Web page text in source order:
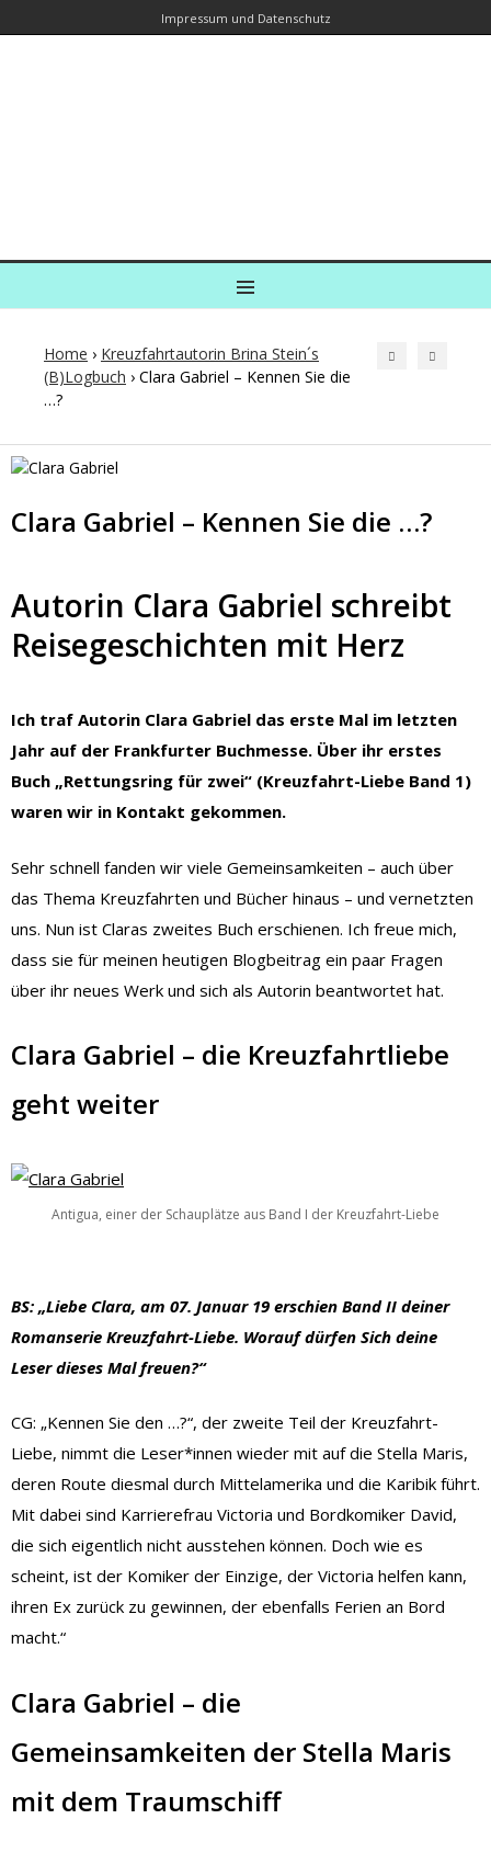
Impressum und Datenschutz
MENU
Home › Kreuzfahrtautorin Brina Stein´s
(B)Logbuch › Clara Gabriel – Kennen Sie die
…?
Clara Gabriel – Kennen Sie die …?
Autorin Clara Gabriel schreibt
Reisegeschichten mit Herz
Ich traf Autorin Clara Gabriel das erste Mal im letzten
Jahr auf der Frankfurter Buchmesse. Über ihr erstes
Buch „Rettungsring für zwei“ (Kreuzfahrt-Liebe Band 1)
waren wir in Kontakt gekommen.
Sehr schnell fanden wir viele Gemeinsamkeiten – auch über
das Thema Kreuzfahrten und Bücher hinaus – und vernetzten
uns. Nun ist Claras zweites Buch erschienen. Ich freue mich,
dass sie für meinen heutigen Blogbeitrag ein paar Fragen
über ihr neues Werk und sich als Autorin beantwortet hat.
Clara Gabriel – die Kreuzfahrtliebe
geht weiter
Antigua, einer der Schauplätze aus Band I der Kreuzfahrt-Liebe
BS: „Liebe Clara, am 07. Januar 19 erschien Band II deiner
Romanserie Kreuzfahrt-Liebe. Worauf dürfen Sich deine
Leser dieses Mal freuen?“
CG: „Kennen Sie den …?“, der zweite Teil der Kreuzfahrt-
Liebe, nimmt die Leser*innen wieder mit auf die Stella Maris,
deren Route diesmal durch Mittelamerika und die Karibik führt.
Mit dabei sind Karrierefrau Victoria und Bordkomiker David,
die sich eigentlich nicht ausstehen können. Doch wie es
scheint, ist der Komiker der Einzige, der Victoria helfen kann,
ihren Ex zurück zu gewinnen, der ebenfalls Ferien an Bord
macht.“
Clara Gabriel – die
Gemeinsamkeiten der Stella Maris
mit dem Traumschiff
Post